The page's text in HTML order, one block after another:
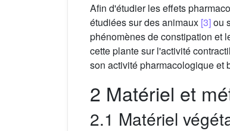
Afin d'étudier les effets
étudiées sur des animaux [3]ou
phénomènes de constipation et
cette plante sur l'activité
son activité pharmacologique et
2 Matériel et
2.1 Matériel